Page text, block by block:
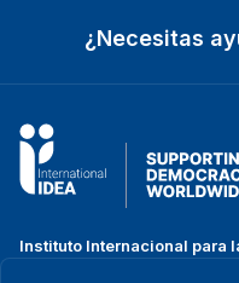
¿Necesitas
Instituto Internacional para